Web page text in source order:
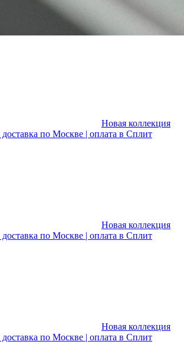
Новая коллекция
доставка по Москве | оплата в Сплит
Новая коллекция
доставка по Москве | оплата в Сплит
Новая коллекция
доставка по Москве | оплата в Сплит